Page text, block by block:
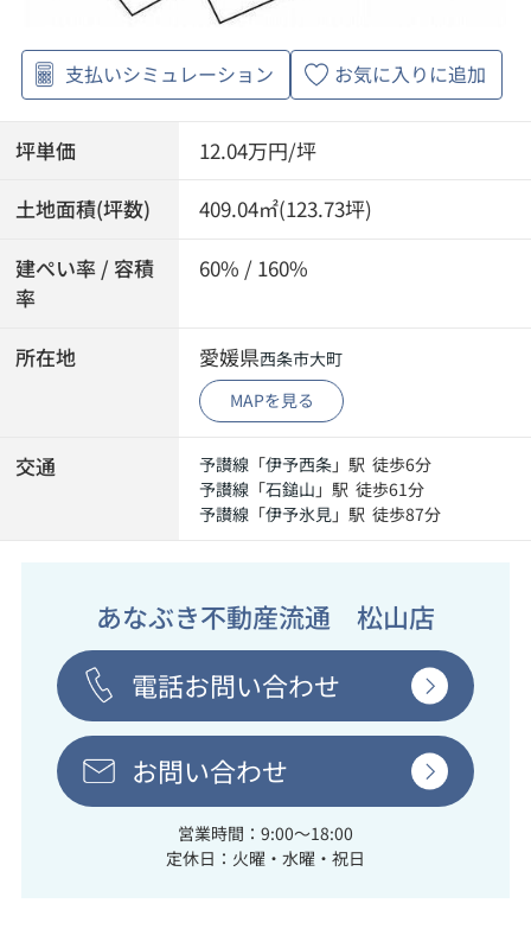
支払いシミュレーション お気に入りに追加
坪単価 12.04万円/坪
土地面積(坪数) 409.04㎡(123.73坪)
建ぺい率 / 容積
率
60% / 160%
所在地 愛媛県西条市大町
MAPを見る
交通 予讃線 「伊予西条」駅 徒歩6分
予讃線 「石鎚山 」駅 徒歩61分
予讃線 「伊予氷見」駅 徒歩87分
あなぶき不動産流通 松山店
電話お問い合わせ
お問い合わせ
営業時間：9:00～18:00
定休日：火曜・水曜・祝日